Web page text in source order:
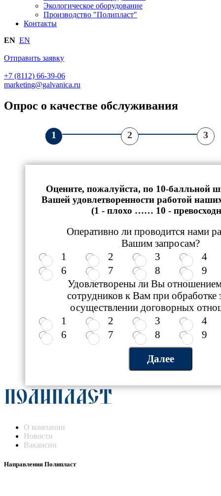
Экологическое оборудование
Производство "Полипласт"
Контакты
EN EN
Отправить заявку
+7 (8112) 66-39-06
marketing@galvanica.ru
Опрос о качестве обслуживания
Оцените, пожалуйста, по 10-балльной
Вашей удовлетворенности работой
(1 - плохо …… 10 -
Оперативно ли проводится нами
Вашим запросам?
1
2 3
4
6
7 8
9
Удовлетворены ли Вы
сотрудников к Вам при обработке
осуществлении договорных
1
2 3
4
6
7 8 9
О компании
Новости
Вакансии
Направления Полипласт